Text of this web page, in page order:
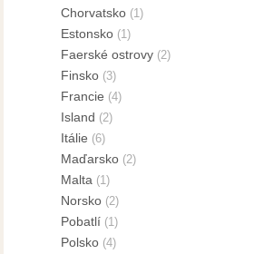
Chorvatsko (1)
Estonsko (1)
Faerské ostrovy (2)
Finsko (3)
Francie (4)
Island (2)
Itálie (6)
Maďarsko (2)
Malta (1)
Norsko (2)
Pobatlí (1)
Polsko (4)